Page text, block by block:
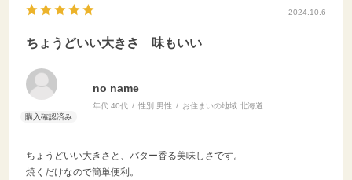
2024.10.6
ちょうどいい大きさ 味もいい
no name
年代:40代 性別:男性 お住まいの地域:北海道
ちょうどいい大きさと、バター香る美味しさです。
焼くだけなので簡単便利。